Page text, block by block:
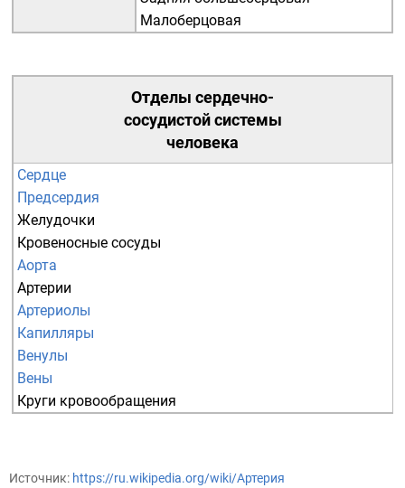
Малоберцовая
Отделы сердечно-
сосудистой системы
человека
Сердце
Предсердия
Желудочки
Кровеносные сосуды
Аорта
Артерии
Артериолы
Капилляры
Венулы
Вены
Круги кровообращения
Источник: https://ru.wikipedia.org/wiki/Артерия